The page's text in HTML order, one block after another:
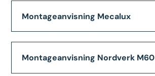
Montageanvisning Mecalux
Montageanvisning Nordverk M60